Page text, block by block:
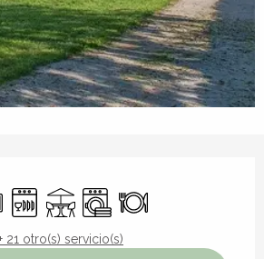
Lavavajillas
TerrazaLavadoraRestaurante
21 otro(s) servicio(s)